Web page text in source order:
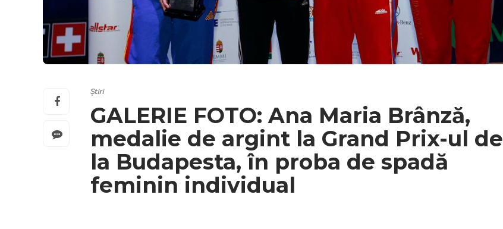
Știri
GALERIE FOTO: Ana Maria Brânză,
medalie de argint la Grand Prix-ul de
la Budapesta, în proba de spadă
feminin individual